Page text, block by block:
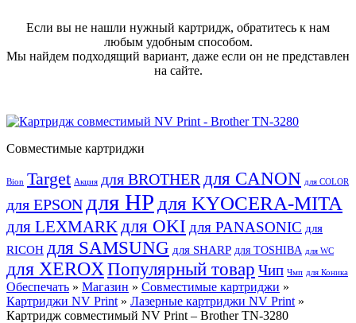
Если вы не нашли нужный картридж, обратитесь к нам
любым удобным способом.
Мы найдем подходящий вариант, даже если он не представлен
на сайте.
Совместимые картриджи
Bion Target Акция для BROTHER для CANON для COLOR
для EPSON для HP для KYOCERA-MITA
для LEXMARK для OKI для PANASONIC для
RICOH для SAMSUNG для SHARP для TOSHIBA для WC
для XEROX Популярный товар Чип Чмп для Коника
Обеспечать » Магазин » Совместимые картриджи »
Картриджи NV Print » Лазерные картриджи NV Print »
Картридж совместимый NV Print – Brother TN-3280